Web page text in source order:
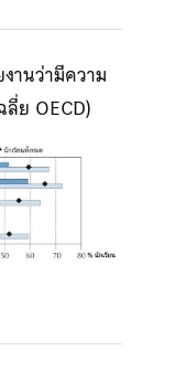
านว่ามีความ
ลี่ย OECD)